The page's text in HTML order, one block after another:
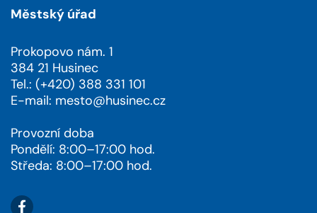
Městský úřad
Prokopovo nám. 1
384 21 Husinec
Tel.: (+420) 388 331 101
E-mail: mesto@husinec.cz
Provozní doba
Pondělí: 8:00–17:00 hod.
Středa: 8:00–17:00 hod.